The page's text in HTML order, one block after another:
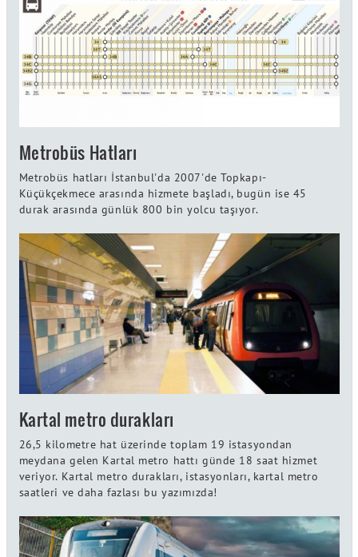
Metrobüs Hatları
Metrobüs hatları İstanbul'da 2007'de Topkapı-
Küçükçekmece arasında hizmete başladı, bugün ise 45
durak arasında günlük 800 bin yolcu taşıyor.
Kartal metro durakları
26,5 kilometre hat üzerinde toplam 19 istasyondan
meydana gelen Kartal metro hattı günde 18 saat hizmet
veriyor. Kartal metro durakları, istasyonları, kartal metro
saatleri ve daha fazlası bu yazımızda!